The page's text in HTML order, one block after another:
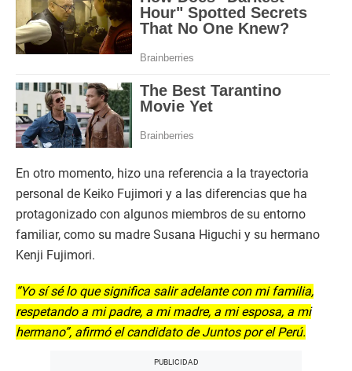
En otro momento, hizo una referencia a la trayectoria
personal de Keiko Fujimori y a las diferencias que ha
protagonizado con algunos miembros de su entorno
familiar, como su madre Susana Higuchi y su hermano
Kenji Fujimori.
“Yo sí sé lo que significa salir adelante con mi familia,
respetando a mi padre, a mi madre, a mi esposa, a mi
hermano”, afirmó el candidato de Juntos por el Perú.